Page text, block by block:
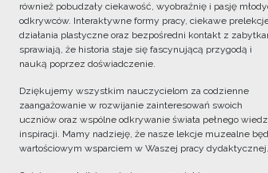
również pobudzały ciekawość, wyobraźnię i pasję
odkrywców. Interaktywne formy pracy, ciekawe
działania plastyczne oraz bezpośredni kontakt z
sprawiają, że historia staje się fascynującą przygodą i
nauką poprzez doświadczenie.
Dziękujemy wszystkim nauczycielom za codzienne
zaangażowanie w rozwijanie zainteresowań swoich
uczniów oraz wspólne odkrywanie świata pełnego
inspiracji. Mamy nadzieję, że nasze lekcje muzealne
wartościowym wsparciem w Waszej pracy dydaktycznej.